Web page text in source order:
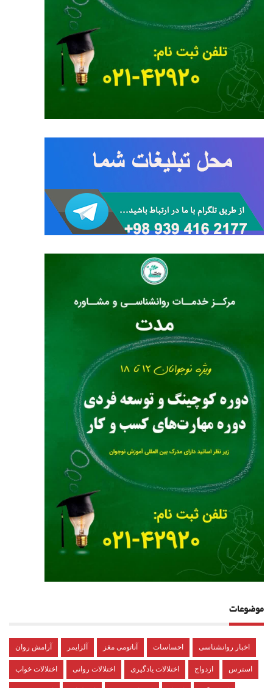
موضوعات
آرامش روان آلزایمر آناتومی مغز احساسات اخبار روانشناسی
اختلالات خواب اختلالات روانی اختلالات یادگیری ازدواج استرس